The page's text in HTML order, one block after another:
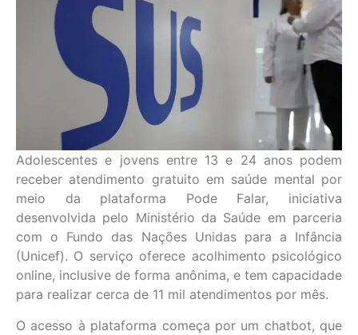
Adolescentes e jovens entre 13 e 24 anos podem
receber atendimento gratuito em saúde mental por
meio da plataforma Pode Falar, iniciativa
desenvolvida pelo Ministério da Saúde em parceria
com o Fundo das Nações Unidas para a Infância
(Unicef). O serviço oferece acolhimento psicológico
online, inclusive de forma anônima, e tem capacidade
para realizar cerca de 11 mil atendimentos por mês.
O acesso à plataforma começa por um chatbot, que